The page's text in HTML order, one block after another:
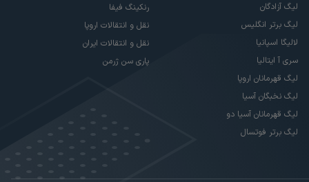
لیگ آزادگان
لیگ برتر انگلیس
لالیگا اسپانیا
سری آ ایتالیا
لیگ قهرمانان اروپا
لیگ نخبگان آسیا
لیگ قهرمانان آسیا دو
لیگ برتر فوتسال
رنکینگ فیفا
نقل و انتقالات اروپا
نقل و انتقالات ایران
پاری سن ژرمن